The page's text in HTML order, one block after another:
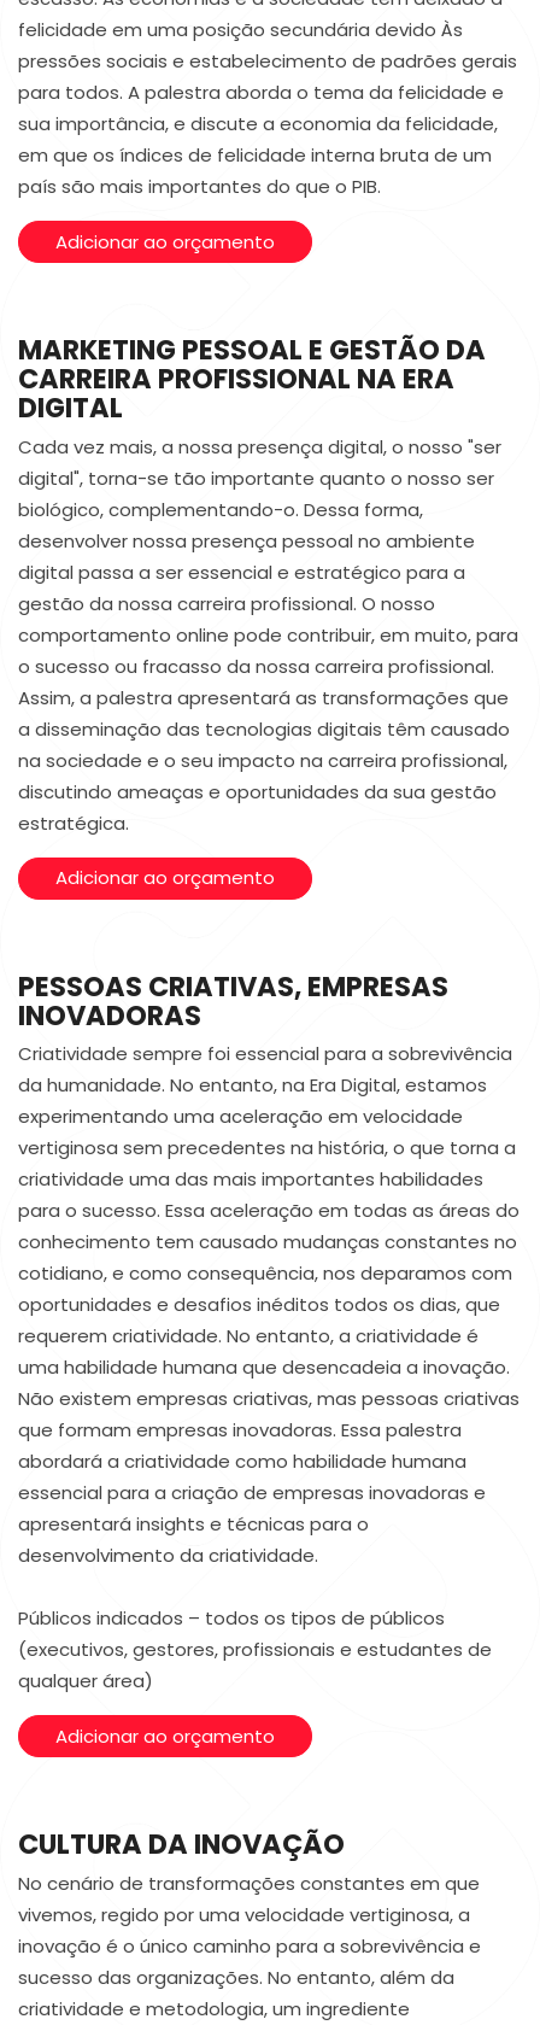
felicidade em uma posição secundária devido Às
pressões sociais e estabelecimento de padrões gerais
para todos. A palestra aborda o tema da felicidade e
sua importância, e discute a economia da felicidade,
em que os índices de felicidade interna bruta de um
país são mais importantes do que o PIB.
Adicionar ao orçamento
MARKETING PESSOAL E GESTÃO DA
CARREIRA PROFISSIONAL NA ERA
DIGITAL
Cada vez mais, a nossa presença digital, o nosso "ser
digital", torna-se tão importante quanto o nosso ser
biológico, complementando-o. Dessa forma,
desenvolver nossa presença pessoal no ambiente
digital passa a ser essencial e estratégico para a
gestão da nossa carreira profissional. O nosso
comportamento online pode contribuir, em muito, para
o sucesso ou fracasso da nossa carreira profissional.
Assim, a palestra apresentará as transformações que
a disseminação das tecnologias digitais têm causado
na sociedade e o seu impacto na carreira profissional,
discutindo ameaças e oportunidades da sua gestão
estratégica.
Adicionar ao orçamento
PESSOAS CRIATIVAS, EMPRESAS
INOVADORAS
Criatividade sempre foi essencial para a sobrevivência
da humanidade. No entanto, na Era Digital, estamos
experimentando uma aceleração em velocidade
vertiginosa sem precedentes na história, o que torna a
criatividade uma das mais importantes habilidades
para o sucesso. Essa aceleração em todas as áreas do
conhecimento tem causado mudanças constantes no
cotidiano, e como consequência, nos deparamos com
oportunidades e desafios inéditos todos os dias, que
requerem criatividade. No entanto, a criatividade é
uma habilidade humana que desencadeia a inovação.
Não existem empresas criativas, mas pessoas criativas
que formam empresas inovadoras. Essa palestra
abordará a criatividade como habilidade humana
essencial para a criação de empresas inovadoras e
apresentará insights e técnicas para o
desenvolvimento da criatividade.
Públicos indicados – todos os tipos de públicos
(executivos, gestores, profissionais e estudantes de
qualquer área)
Adicionar ao orçamento
CULTURA DA INOVAÇÃO
No cenário de transformações constantes em que
vivemos, regido por uma velocidade vertiginosa, a
inovação é o único caminho para a sobrevivência e
sucesso das organizações. No entanto, além da
criatividade e metodologia, um ingrediente